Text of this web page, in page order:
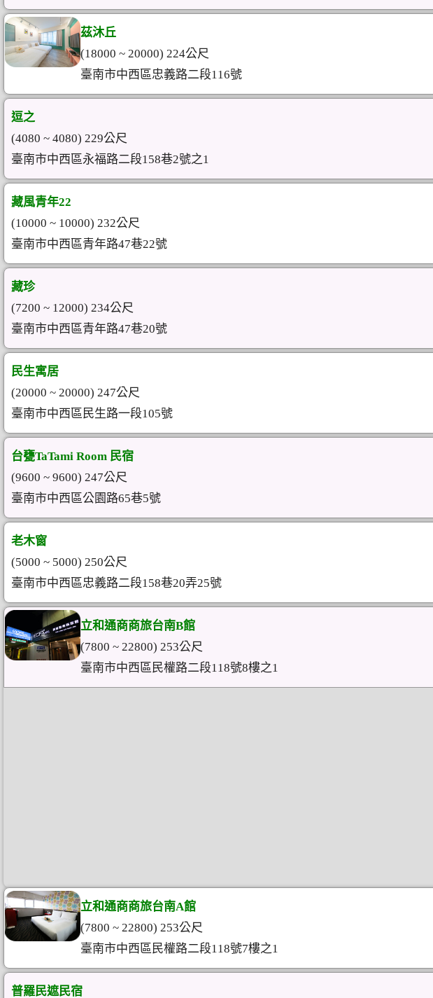
茲沐丘
(18000 ~ 20000) 224公尺
臺南市中西區忠義路二段116號
逗之
(4080 ~ 4080) 229公尺
臺南市中西區永福路二段158巷2號之1
藏風青年22
(10000 ~ 10000) 232公尺
臺南市中西區青年路47巷22號
藏珍
(7200 ~ 12000) 234公尺
臺南市中西區青年路47巷20號
民生寓居
(20000 ~ 20000) 247公尺
臺南市中西區民生路一段105號
台甕TaTami Room 民宿
(9600 ~ 9600) 247公尺
臺南市中西區公園路65巷5號
老木窗
(5000 ~ 5000) 250公尺
臺南市中西區忠義路二段158巷20弄25號
立和通商商旅台南B館
(7800 ~ 22800) 253公尺
臺南市中西區民權路二段118號8樓之1
立和通商商旅台南A館
(7800 ~ 22800) 253公尺
臺南市中西區民權路二段118號7樓之1
普羅民遮民宿